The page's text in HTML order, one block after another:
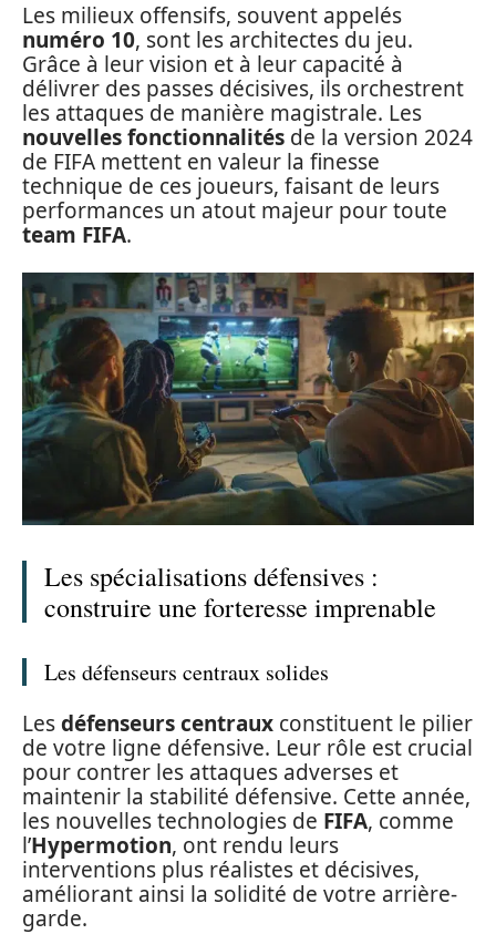
Les milieux offensifs, souvent appelés
numéro 10, sont les architectes du jeu.
Grâce à leur vision et à leur capacité à
délivrer des passes décisives, ils orchestrent
les attaques de manière magistrale. Les
nouvelles fonctionnalités de la version 2024
de FIFA mettent en valeur la finesse
technique de ces joueurs, faisant de leurs
performances un atout majeur pour toute
team FIFA.
Les spécialisations défensives :
construire une forteresse imprenable
Les défenseurs centraux solides
Lesdéfenseurs centraux constituent le pilier
de votre ligne défensive. Leur rôle est crucial
pour contrer les attaques adverses et
maintenir la stabilité défensive. Cette année,
les nouvelles technologies de FIFA, comme
l’Hypermotion, ont rendu leurs
interventions plus réalistes et décisives,
améliorant ainsi la solidité de votre arrière-
garde.